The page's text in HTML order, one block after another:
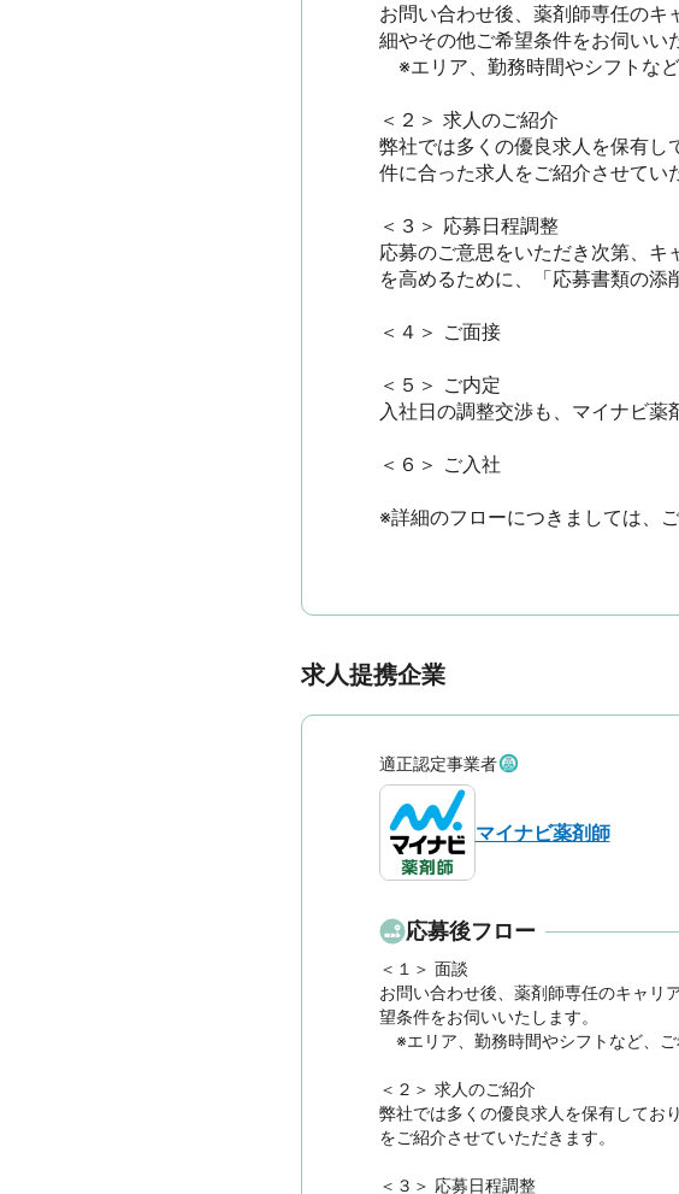
お問い合わせ後、薬剤師専任の
細やその他ご希望条件をお伺いい
※エリア、勤務時間やシフトな
＜２＞ 求人のご紹介
弊社では多くの優良求人を保有し
件に合った求人をご紹介させてい
＜３＞ 応募日程調整
応募のご意思をいただき次第、
を高めるために、「応募書類の添
＜４＞ ご面接
＜５＞ ご内定
入社日の調整交渉も、マイナビ薬
＜６＞ ご入社
※詳細のフローにつきましては、
求人提携企業
適正認定事業者
マイナビ薬剤師
応募後フロー
＜１＞ 面談
お問い合わせ後、薬剤師専任のキャリ
望条件をお伺いいたします。
※エリア、勤務時間やシフトなど、ご
＜２＞ 求人のご紹介
弊社では多くの優良求人を保有してお
をご紹介させていただきます。
＜３＞ 応募日程調整